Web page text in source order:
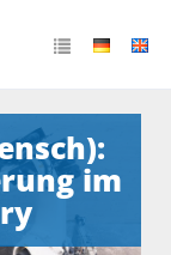
im